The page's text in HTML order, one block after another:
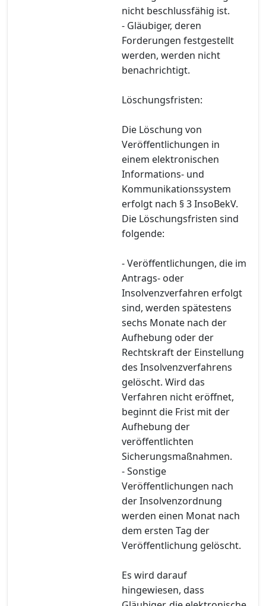
nicht beschlussfähig ist.
- Gläubiger, deren
Forderungen festgestellt
werden, werden nicht
benachrichtigt.
Löschungsfristen:
Die Löschung von
Veröffentlichungen in
einem elektronischen
Informations- und
Kommunikationssystem
erfolgt nach § 3 InsoBekV.
Die Löschungsfristen sind
folgende:
- Veröffentlichungen, die im
Antrags- oder
Insolvenzverfahren erfolgt
sind, werden spätestens
sechs Monate nach der
Aufhebung oder der
Rechtskraft der Einstellung
des Insolvenzverfahrens
gelöscht. Wird das
Verfahren nicht eröffnet,
beginnt die Frist mit der
Aufhebung der
veröffentlichten
Sicherungsmaßnahmen.
- Sonstige
Veröffentlichungen nach
der Insolvenzordnung
werden einen Monat nach
dem ersten Tag der
Veröffentlichung gelöscht.
Es wird darauf
hingewiesen, dass